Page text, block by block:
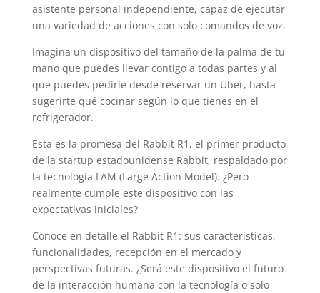
asistente personal independiente, capaz de ejecutar
una variedad de acciones con solo comandos de voz.
Imagina un dispositivo del tamaño de la palma de tu
mano que puedes llevar contigo a todas partes y al
que puedes pedirle desde reservar un Uber, hasta
sugerirte qué cocinar según lo que tienes en el
refrigerador.
Esta es la promesa del Rabbit R1, el primer producto
de la startup estadounidense Rabbit, respaldado por
la tecnología LAM (Large Action Model). ¿Pero
realmente cumple este dispositivo con las
expectativas iniciales?
Conoce en detalle el Rabbit R1: sus características,
funcionalidades, recepción en el mercado y
perspectivas futuras. ¿Será este dispositivo el futuro
de la interacción humana con la tecnología o solo